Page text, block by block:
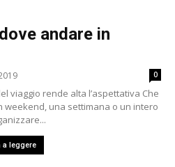
andare in
0
viaggio rende alta l’aspettativa Che
weekend, una settimana o un intero
a leggere